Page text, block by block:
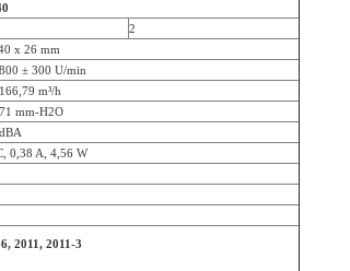
2
x 26 mm
± 300 U/min
m³/h
mm-H2O
0,38 A, 4,56 W
2011, 2011-3